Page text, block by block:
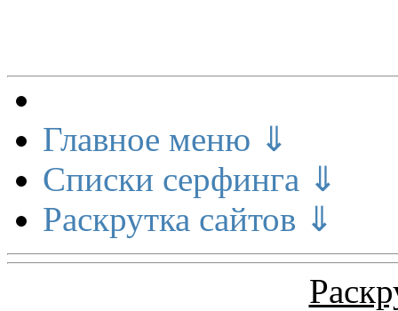
Главное меню ⇓
Списки серфинга ⇓
Раскрутка сайтов ⇓